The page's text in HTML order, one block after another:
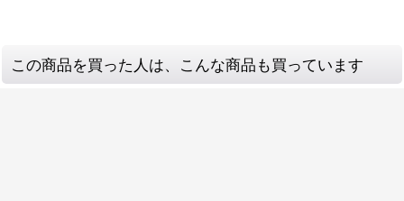
この商品を買った人は、こんな商品も買っています